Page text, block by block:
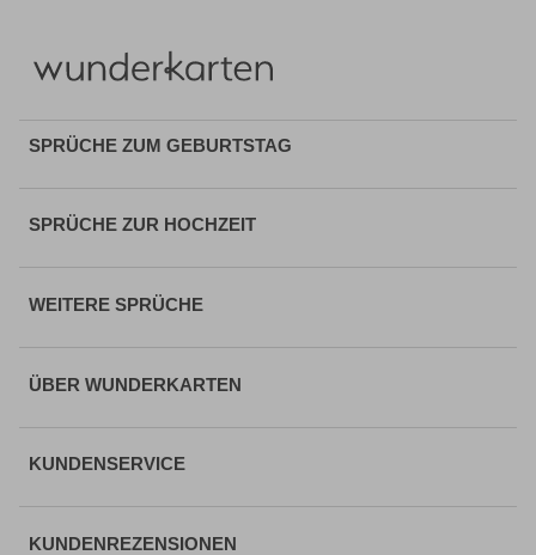
SPRÜCHE ZUM GEBURTSTAG
SPRÜCHE ZUR HOCHZEIT
WEITERE SPRÜCHE
ÜBER WUNDERKARTEN
KUNDENSERVICE
KUNDENREZENSIONEN